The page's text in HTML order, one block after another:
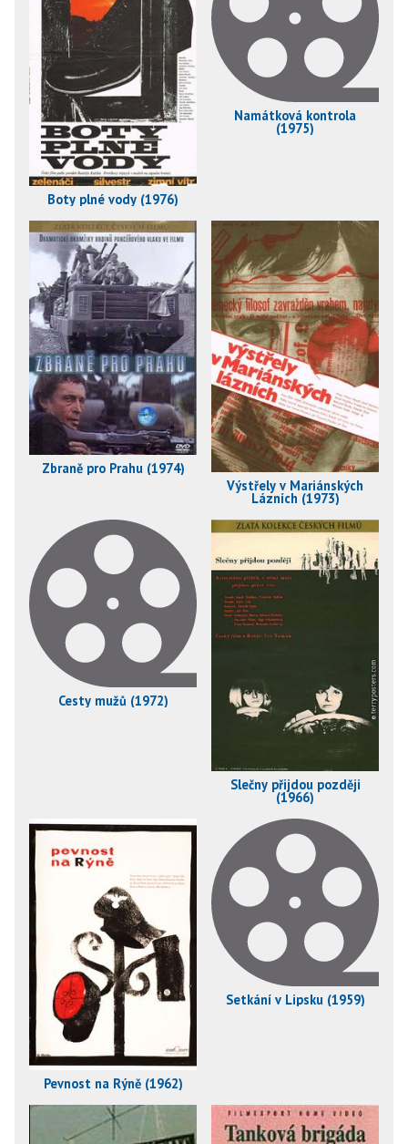
Boty plné vody (1976)
Namátková kontrola
(1975)
Zbraně pro Prahu (1974)
Výstřely v Mariánských
Lázních (1973)
Cesty mužů (1972)
Slečny přijdou později
(1966)
Pevnost na Rýně (1962)
Setkání v Lipsku (1959)